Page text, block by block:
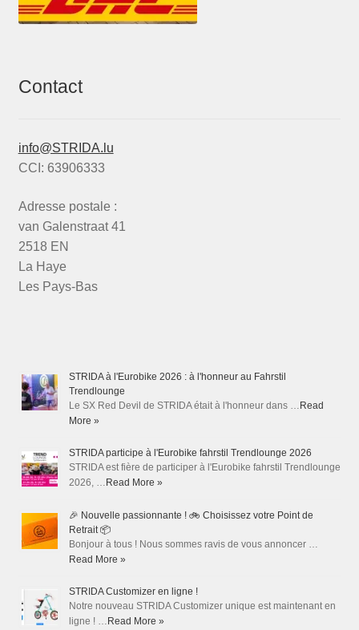
Contact
info@STRIDA.lu
CCI: 63906333
Adresse postale :
van Galenstraat 41
2518 EN
La Haye
Les Pays-Bas
STRIDA à l'Eurobike 2026 : à l'honneur au Fahrstil
Trendlounge
Le SX Red Devil de STRIDA était à l'honneur dans …Read
More »
STRIDA participe à l'Eurobike fahrstil Trendlounge 2026
STRIDA est fière de participer à l'Eurobike fahrstil Trendlounge
2026, …Read More »
🎉 Nouvelle passionnante ! 🚲 Choisissez votre Point de
Retrait 📦
Bonjour à tous ! Nous sommes ravis de vous annoncer …
Read More »
STRIDA Customizer en ligne !
Notre nouveau STRIDA Customizer unique est maintenant en
ligne ! …Read More »